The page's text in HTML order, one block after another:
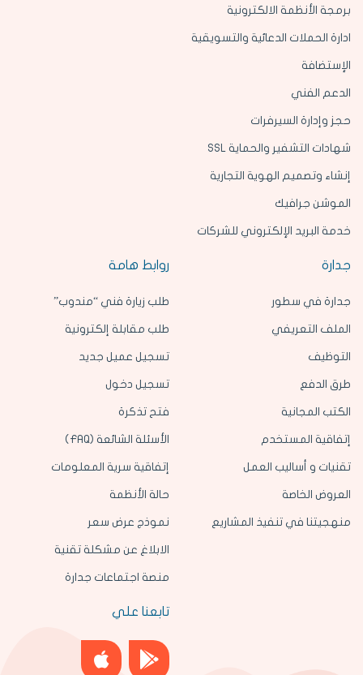
جدارة
جدارة في سطور
الملف التعريفي
التوظيف
طرق الدفع
الكتب المجانية
إتفاقية المستخدم
تقنيات و أساليب العمل
العروض الخاصة
منهجيتنا في تنفيذ المشاريع
برمجة الأنظمة الالكترونية
ادارة الحملات الدعائية والتسويقية
الإستضافة
الدعم الفني
حجز وإدارة السيرفرات
شهادات التشفير والحماية SSL
إنشاء وتصميم الهوية التجارية
الموشن جرافيك
خدمة البريد الإلكتروني للشركات
روابط هامة
طلب زيارة فني “مندوب”
طلب مقابلة إلكترونية
تسجيل عميل جديد
تسجيل دخول
فتح تذكرة
الأسئلة الشائعة (FAQ)
إتفاقية سرية المعلومات
حالة الأنظمة
نموذج عرض سعر
الابلاغ عن مشكلة تقنية
منصة اجتماعات جدارة
تابعنا علي